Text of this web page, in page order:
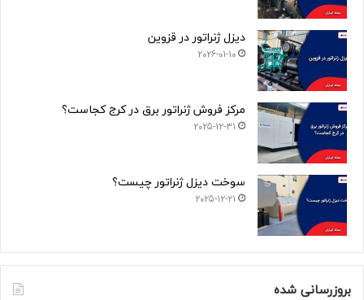
دیزل ژنراتور در قزوین
2026-01-10
مرکز فروش ژنراتور برق در کرج کجاست؟
2025-12-31
سوخت دیزل ژنراتور چیست؟
2025-12-21
بروزرسانی شده